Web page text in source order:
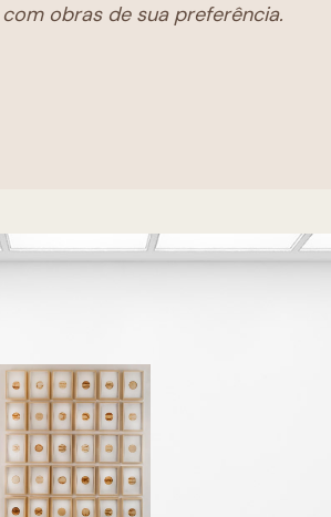
obras de sua preferência.